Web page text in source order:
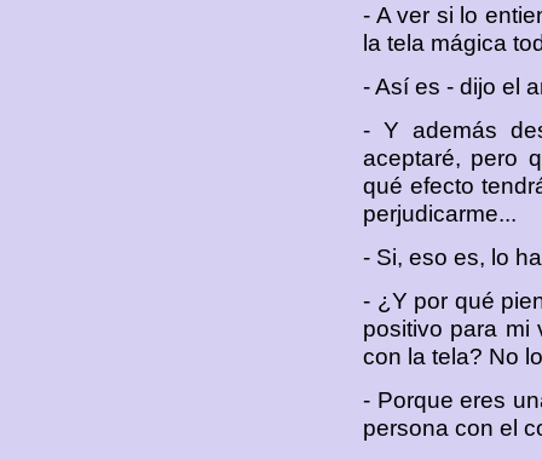
- A ver si lo
la tela mágica
- Así es - dijo el
- Y además
aceptaré, pero
qué efecto
perjudicarme...
- Si, eso es, lo
- ¿Y por qué
positivo para mi
con la tela? No
- Porque eres
persona con el